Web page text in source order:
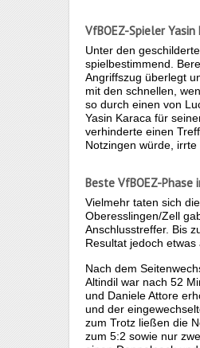
VfBOEZ-Spieler
Unter den
spielbestimmend.
Angriffszug überlegt
mit den schnellen,
so durch einen von
Yasin Karaca für
verhinderte einen
Notzingen würde, irrte
Beste VfBOEZ-Phase
Vielmehr taten sich
Oberesslingen/Zell
Anschlusstreffer. Bis
Resultat jedoch etwas
Nach dem
Altindil war nach 52
und Daniele Attore
und der
zum Trotz ließen die
zum 5:2 sowie nur